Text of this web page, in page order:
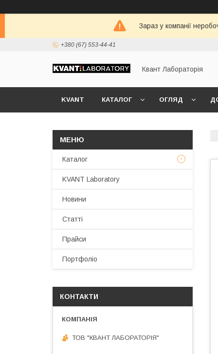
Зараз у компанії
+380 (67) 553-44-41
Квант Лабораторія
KVANT КАТАЛОГ ОГЛЯД
Каталог
KVANT Laboratory
Новини
Статті
Прайси
Портфоліо
КОНТАКТИ
ТОВ "КВАНТ ЛАБОРАТОРІЯ"